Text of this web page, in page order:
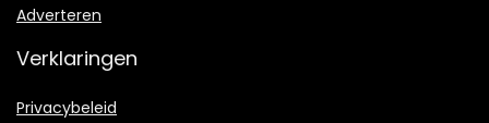
Adverteren
Verklaringen
Privacybeleid